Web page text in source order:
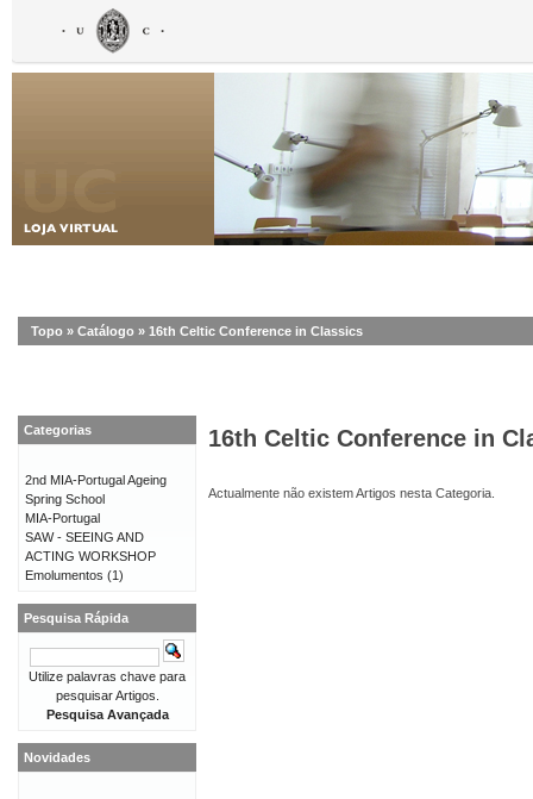
Topo » Catálogo » 16th Celtic Conference in Classics
16th Celtic Conference in
Actualmente não existem Artigos nesta Categoria.
Categorias
2nd MIA-Portugal Ageing
Spring School
MIA-Portugal
SAW - SEEING AND
ACTING WORKSHOP
Emolumentos (1)
Pesquisa Rápida
Utilize palavras chave para
pesquisar Artigos.
Pesquisa Avançada
Novidades